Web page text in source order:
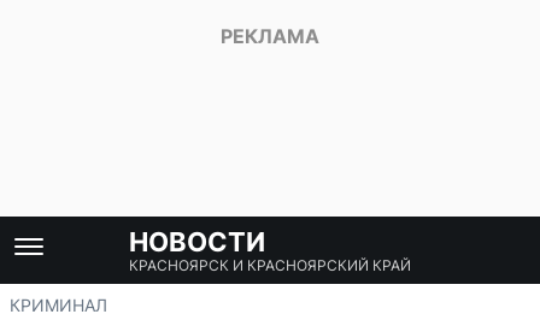
НОВОСТИ
КРАСНОЯРСК И КРАСНОЯРСКИЙ КРАЙ
КРИМИНАЛ